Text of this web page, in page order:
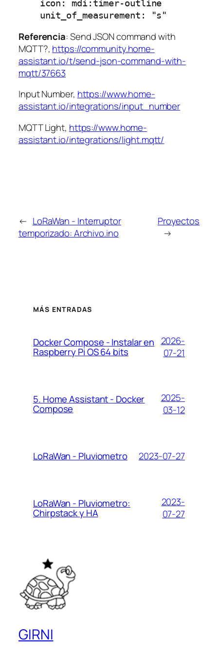
Referencia: Send JSON command with
MQTT?, https://community.home-
assistant.io/t/send-json-command-with-
mqtt/37663
Input Number, https://www.home-
assistant.io/integrations/input_number
MQTT Light, https://www.home-
assistant.io/integrations/light.mqtt/
← LoRaWan - Interruptor
temporizado: Archivo.ino
Proyectos
→
MÁS ENTRADAS
Docker Compose - Instalar en
Raspberry Pi OS 64 bits
2026-
07-21
5. Home Assistant - Docker
Compose
2025-
03-12
LoRaWan - Pluviometro 2023-07-27
LoRaWan - Pluviometro:
Chirpstack y HA
2023-
07-27
GIRNI